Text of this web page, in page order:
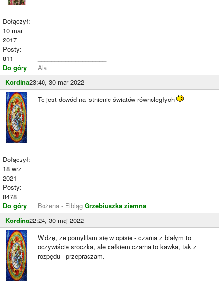
Dołączył:
10 mar
2017
Posty:
811
Do góry
Ala
Kordina23:40, 30 mar 2022
Dołączył:
18 wrz
2021
Posty:
8478
Do góry
To jest dowód na istnienie światów równoległych
Bożena - Elbląg Grzebiuszka ziemna
Kordina22:24, 30 maj 2022
Widzę, ze pomyliłam się w opisie - czarna z białym to
oczywiście sroczka, ale całkiem czarna to kawka, tak z
rozpędu - przepraszam.